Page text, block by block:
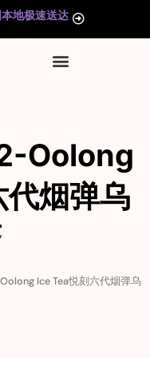
地极速送达
Oolong
烟弹乌
Ice Tea悦刻六代烟弹乌